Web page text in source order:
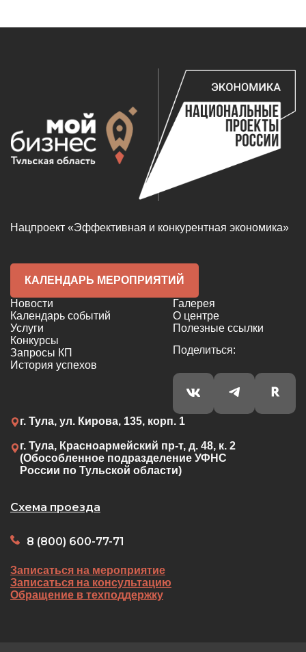
Нацпроект «Эффективная и конкурентная экономика»
КАЛЕНДАРЬ МЕРОПРИЯТИЙ
Новости
Календарь событий
Услуги
Конкурсы
Запросы КП
История успехов
Галерея
О центре
Полезные ссылки
Поделиться:
г. Тула, ул. Кирова, 135, корп. 1
г. Тула, Красноармейский пр-т, д. 48, к. 2
(Обособленное подразделение УФНС
России по Тульской области)
Схема проезда
8 (800) 600-77-71
Записаться на мероприятие
Записаться на консультацию
Обращение в техподдержку